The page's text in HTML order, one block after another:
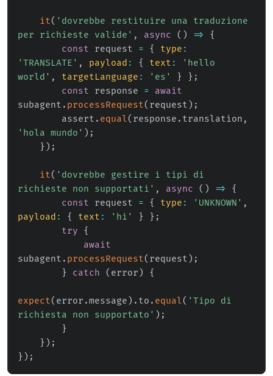
it( 'dovrebbe restituire una traduzione
per richieste valide' , async ( ) =>
{
const request = { type :
'TRANSLATE' , payload : { text :
'hello
world' , targetLanguage : 'es' } } ;
const response =
await
subagent . processRequest( request ) ;
        assert
. equal( response . translation ,
'hola mundo' ) ;
} ) ;
it( 'dovrebbe gestire i tipi di
richieste non supportati' , async ( ) =>
{
const request = { type : 'UNKNOWN' ,
payload : { text : 'hi' } } ;
try
{
await
subagent . processRequest( request ) ;
}
catch ( error ) {
expect( error .message ) . to . equal( 'Tipo di
richiesta non supportato' ) ;
}
} ) ;
} ) ;